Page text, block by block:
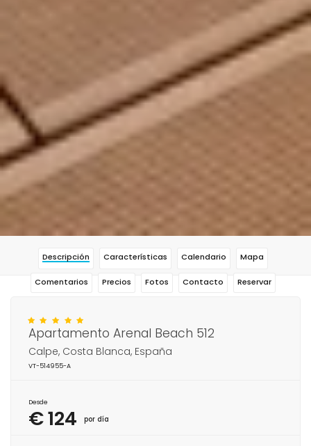
Descripción Características Calendario Mapa
Comentarios Precios Fotos Contacto Reservar
Apartamento Arenal Beach 512
Calpe, Costa Blanca, España
VT-514955-A
Desde
€ 124 por día